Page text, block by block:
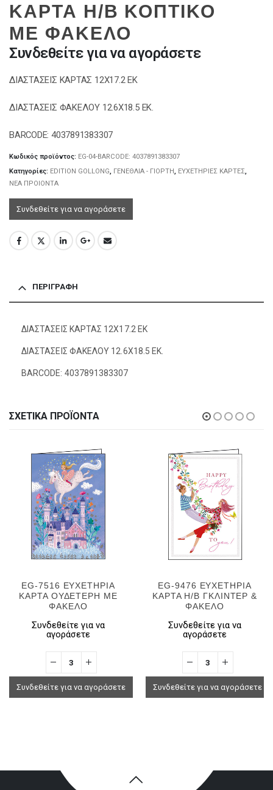
ΚΑΡΤΑ Η/Β ΚΟΠΤΙΚΟ
ΜΕ ΦΑΚΕΛΟ
Συνδεθείτε για να αγοράσετε
ΔΙΑΣΤΑΣΕΙΣ ΚΑΡΤΑΣ 12Χ17.2 ΕΚ
ΔΙΑΣΤΑΣΕΙΣ ΦΑΚΕΛΟΥ 12.6Χ18.5 ΕΚ.
BARCODE: 4037891383307
Κωδικός προϊόντος: EG-04-BARCODE: 4037891383307
Κατηγορίες: EDITION GOLLONG, ΓΕΝΕΘΛΙΑ - ΓΙΟΡΤΗ, ΕΥΧΕΤΗΡΙΕΣ ΚΑΡΤΕΣ,
ΝΕΑ ΠΡΟΙΟΝΤΑ
Συνδεθείτε για να αγοράσετε
ΠΕΡΙΓΡΑΦΉ
ΔΙΑΣΤΑΣΕΙΣ ΚΑΡΤΑΣ 12Χ17.2 ΕΚ
ΔΙΑΣΤΑΣΕΙΣ ΦΑΚΕΛΟΥ 12.6Χ18.5 ΕΚ.
BARCODE: 4037891383307
ΣΧΕΤΙΚΆ ΠΡΟΪΌΝΤΑ
EG-7516 ΕΥΧΕΤΗΡΙΑ
ΚΑΡΤΑ ΟΥΔΕΤΕΡΗ ΜΕ
ΦΑΚΕΛΟ
Συνδεθείτε για να
αγοράσετε
Συνδεθείτε για να αγοράσετε
EG-9476 ΕΥΧΕΤΗΡΙΑ
ΚΑΡΤΑ H/B ΓΚΛΙΝΤΕΡ &
ΦΑΚΕΛΟ
Συνδεθείτε για να
αγοράσετε
Συνδεθείτε για να αγοράσετε